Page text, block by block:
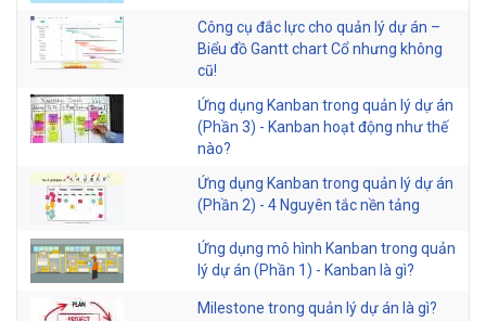
Công cụ đắc lực cho quản lý dự án –
Biểu đồ Gantt chart Cổ nhưng không
cũ!
Ứng dụng Kanban trong quản lý dự án
(Phần 3) - Kanban hoạt động như thế
nào?
Ứng dụng Kanban trong quản lý dự án
(Phần 2) - 4 Nguyên tắc nền tảng
Ứng dụng mô hình Kanban trong quản
lý dự án (Phần 1) - Kanban là gì?
Milestone trong quản lý dự án là gì?